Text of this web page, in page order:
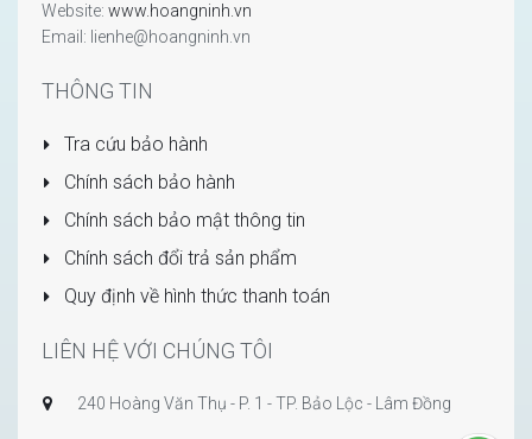
Website: www.hoangninh.vn
Email: lienhe@hoangninh.vn
THÔNG TIN
Tra cứu bảo hành
Chính sách bảo hành
Chính sách bảo mật thông tin
Chính sách đổi trả sản phẩm
Quy định về hình thức thanh toán
LIÊN HỆ VỚI CHÚNG TÔI
240 Hoàng Văn Thụ - P. 1 - TP. Bảo Lộc - Lâm Đồng